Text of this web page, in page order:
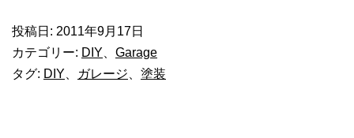
投稿日: 2011年9月17日
カテゴリー: DIY
Garage
タグ: DIY ガレージ 塗装